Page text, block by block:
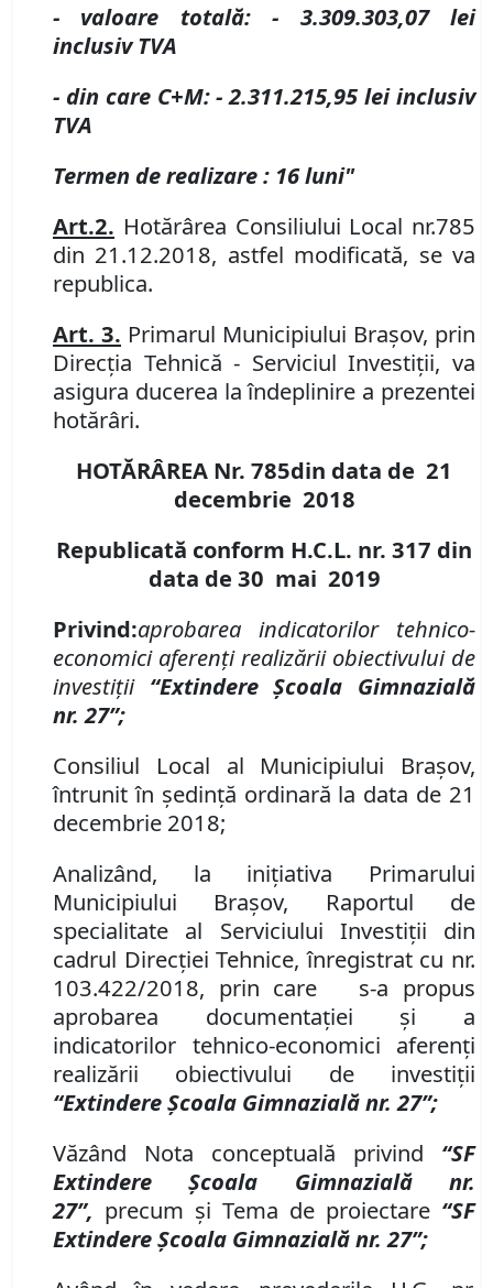
- valoare totală:
- 3.309.303,07lei
inclusiv TVA
- din care C+M: - 2.311.215,95 leiinclusiv
TVA
Termen de realizare : 16 luni"
Art.2. Hotărârea Consiliului Local nr.785
din 21.12.2018, astfel modificată, se va
republica.
Art. 3. Primarul Municipiului Braşov, prin
Direcţia Tehnică - Serviciul Investiţii, va
asigura ducerea la îndeplinire a prezentei
hotărâri.
HOTĂRÂREA Nr. 785din data de 21
decembrie 2018
Republicată conform H.C.L. nr. 317 din
data de 30 mai 2019
Privind:aprobarea indicatorilor tehnico-
economici aferenţi realizării obiectivului de
investiţii “Extindere Şcoala Gimnazială
nr. 27”;
Consiliul Local al Municipiului Braşov,
întrunit în şedinţă ordinară la data de 21
decembrie 2018;
Analizând, la iniţiativa Primarului
Municipiului Braşov, Raportul de
specialitate al Serviciului Investiţii din
cadrul Direcţiei Tehnice, înregistrat cu nr.
103.422/2018, prin care s-a propus
aprobarea documentaţiei şi a
indicatorilor tehnico-economici aferenţi
realizării obiectivului de investiţii
“Extindere Şcoala Gimnazială nr. 27”;
Văzând Nota conceptuală privind “SF
Extindere Şcoala Gimnazială nr.
27”, precum şi Tema de proiectare “SF
Extindere Şcoala Gimnazială nr. 27”;